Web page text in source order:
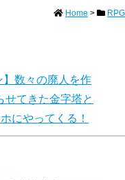
Home > RPG
】数々の廃人を作
せてきた金字塔と
にやってくる！